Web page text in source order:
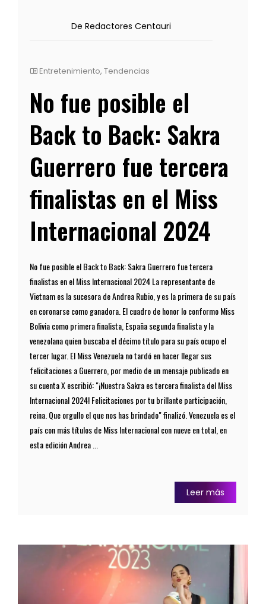
De Redactores Centauri
Entretenimiento, Tendencias
No fue posible el
Back to Back: Sakra
Guerrero fue tercera
finalistas en el Miss
Internacional 2024
No fue posible el Back to Back: Sakra Guerrero fue tercera
finalistas en el Miss Internacional 2024 La representante de
Vietnam es la sucesora de Andrea Rubio, y es la primera de su país
en coronarse como ganadora. El cuadro de honor lo conformo Miss
Bolivia como primera finalista, España segunda finalista y la
venezolana quien buscaba el décimo título para su país ocupo el
tercer lugar. El Miss Venezuela no tardó en hacer llegar sus
felicitaciones a Guerrero, por medio de un mensaje publicado en
su cuenta X escribió: "¡Nuestra Sakra es tercera finalista del Miss
Internacional 2024! Felicitaciones por tu brillante participación,
reina. Que orgullo el que nos has brindado" finalizó. Venezuela es el
país con más títulos de Miss Internacional con nueve en total, en
esta edición Andrea ...
Leer más